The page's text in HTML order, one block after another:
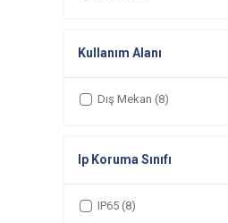
Kullanım Alanı
Dış Mekan (8)
Ip Koruma Sınıfı
IP65 (8)